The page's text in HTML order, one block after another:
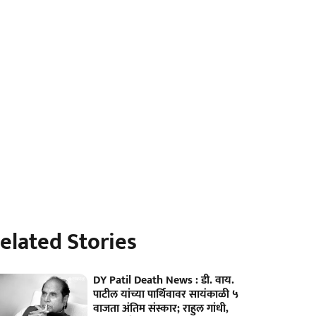
Stories
DY Patil Death News : डी. वाय.
पाटील यांच्या पार्थिवावर सायंकाळी ५
वाजता अंतिम संस्कार; राहुल गांधी,